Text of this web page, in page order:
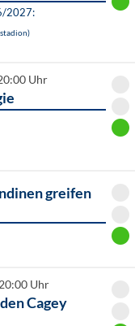
2027:
Uhr
greifen
Uhr
Cagey